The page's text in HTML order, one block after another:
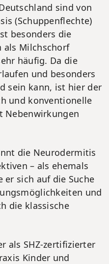
sind von
(Schuppenflechte)
besonders die
als Milchschorf
häufig. Da die
und besonders
sein kann, ist hier der
und konventionelle
Nebenwirkungen
die Neurodermitis
– als ehemals
er sich auf die Suche
und
die klassische
als SHZ-zertifizierter
Kinder und